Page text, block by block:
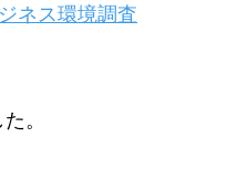
ネス環境調査
。